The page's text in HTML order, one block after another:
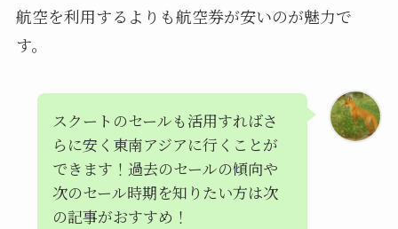
航空を利用するよりも航空券が安いのが魅力で
す。
スクートのセールも活用すればさ
らに安く東南アジアに行くことが
できます！過去のセールの傾向や
次のセール時期を知りたい方は次
の記事がおすすめ！